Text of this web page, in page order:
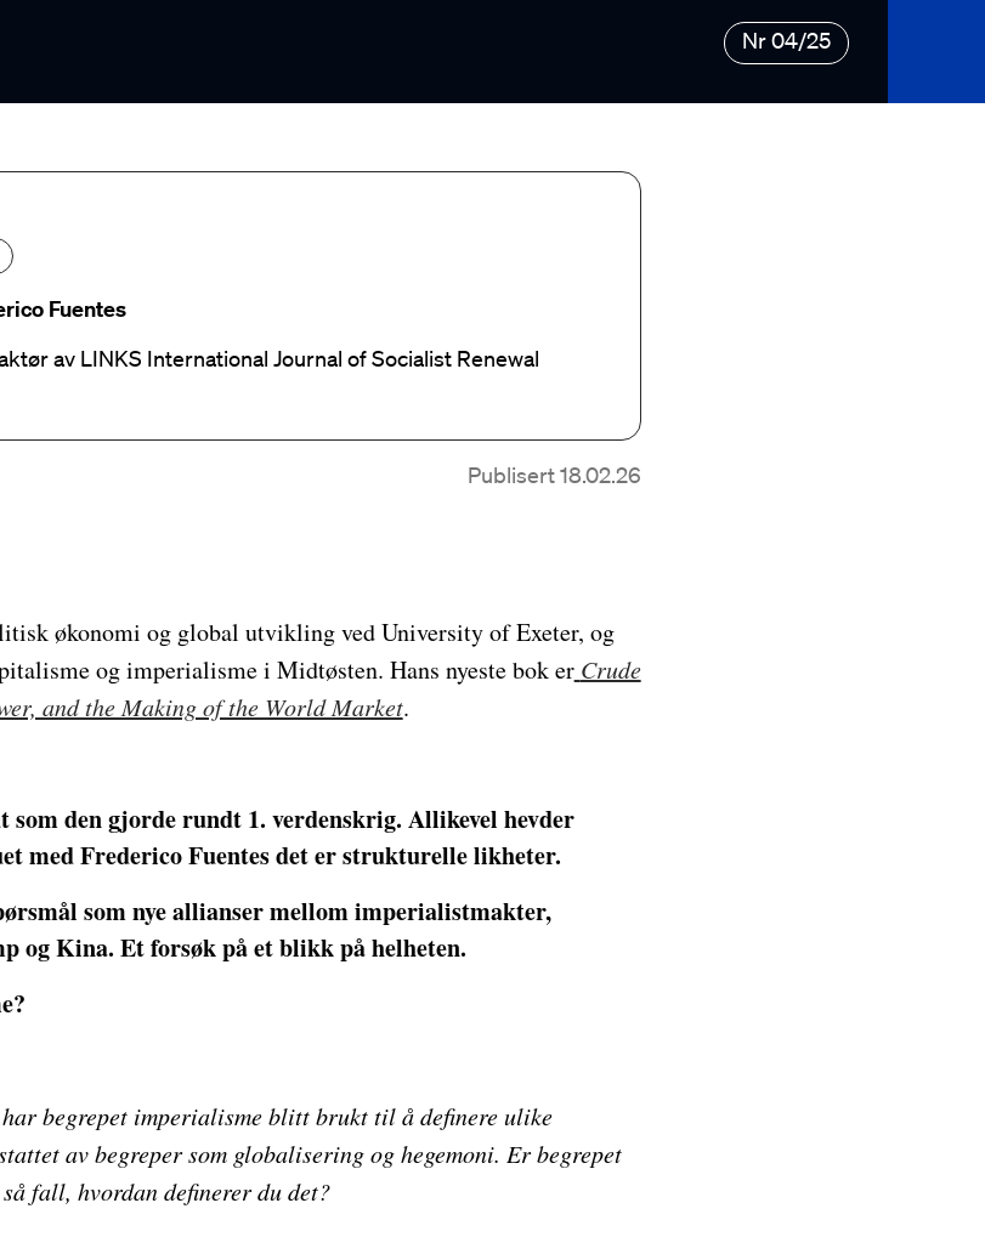
Nr 04/25
Fuentes
av LINKS International Journal of Socialist Renewal
Publisert 18.02.26
økonomi og global utvikling ved University of Exeter, og
og imperialisme i Midtøsten. Hans nyeste boker Crude
and the Making of the World Market.
den gjorde rundt 1. verdenskrig. Allikevel hevder
med Frederico Fuentes det er strukturelle likheter.
som nye allianser mellom imperialistmakter,
og Kina. Et forsøk på et blikk på helheten.
begrepet imperialisme blitt brukt til å definere ulike
av begreper som globalisering og hegemoni. Er begrepet
fall, hvordan definerer du det?